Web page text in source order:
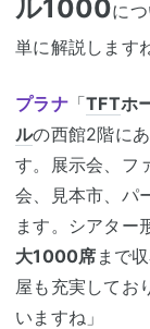
ル1000に
単に解説します
プラナ「TFTホ
ルの西館2階に
す。展示会、フ
会、見本市、パ
ます。シアター
大1000席 まで
屋も充実してお
いますね」